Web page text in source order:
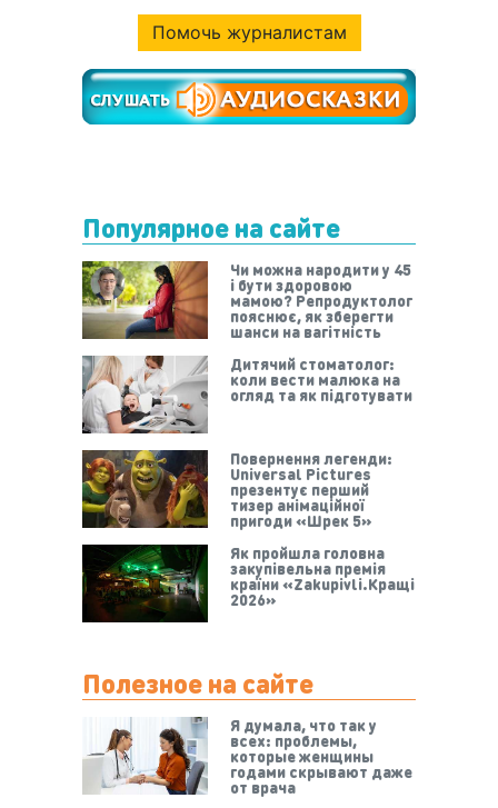
Помочь журналистам
Популярное на сайте
Чи можна народити у 45
і бути здоровою
мамою? Репродуктолог
пояснює, як зберегти
шанси на вагітність
Дитячий стоматолог:
коли вести малюка на
огляд та як підготувати
Повернення легенди:
Universal Pictures
презентує перший
тизер анімаційної
пригоди «Шрек 5»
Як пройшла головна
закупівельна премія
країни «Zakupivli.Кращі
2026»
Полезное на сайте
Я думала, что так у
всех: проблемы,
которые женщины
годами скрывают даже
от врача